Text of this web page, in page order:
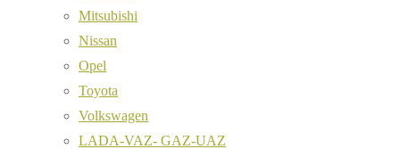
Mitsubishi
Nissan
Opel
Toyota
Volkswagen
LADA-VAZ- GAZ-UAZ